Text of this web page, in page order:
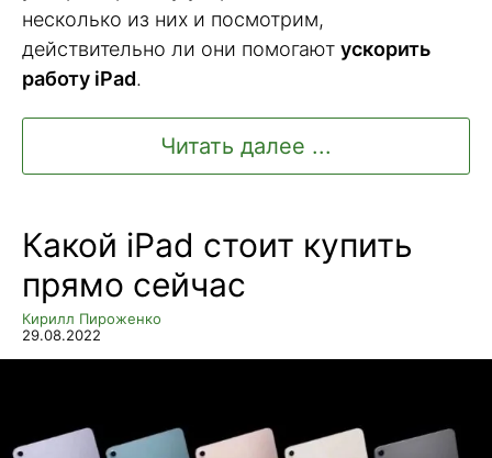
несколько из них и посмотрим,
действительно ли они помогают ускорить
работу iPad.
Читать далее ...
Какой iPad стоит купить
прямо сейчас
Кирилл Пироженко
29.08.2022